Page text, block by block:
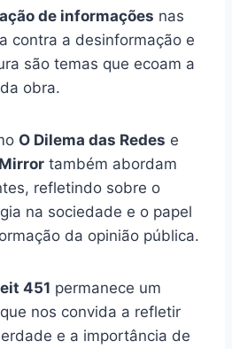
de informações nas
contra a desinformação e
são temas que ecoam a
obra.
O Dilema das Redes e
também abordam
refletindo sobre o
na sociedade e o papel
da opinião pública.
451 permanece um
que nos convida a refletir
e a importância de